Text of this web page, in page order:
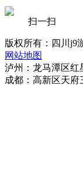
扫一扫
版权所有：四川j9
网站地图
泸州：龙马潭区红
成都：高新区天府